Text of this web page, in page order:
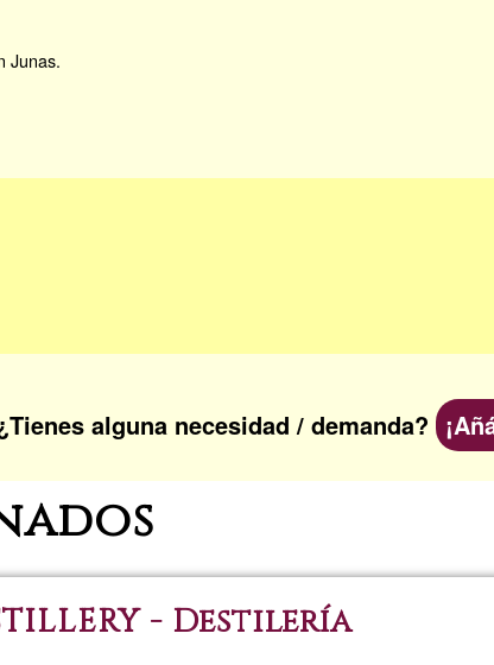
Junas.
alguna necesidad / demanda?
- Destilería